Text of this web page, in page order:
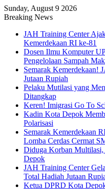
Sunday, August 9 2026
Breaking News
JAH Training Center
Kemerdekaan RI ke-81
Dosen Ilmu Komputer
Pengelolaan Sampah
Semarak Kemerdekaan!
Jutaan Rupiah
Pelaku Mutilasi yang
Ditangkap
Keren! Imigrasi Go To
Kadin Kota Depok
Polarisasi
Semarak Kemerdekaan
Lomba Cerdas Cermat
Diduga Korban Multilasi,
Depok
JAH Training Center
Total Hadiah Jutaan
Ketua DPRD Kota